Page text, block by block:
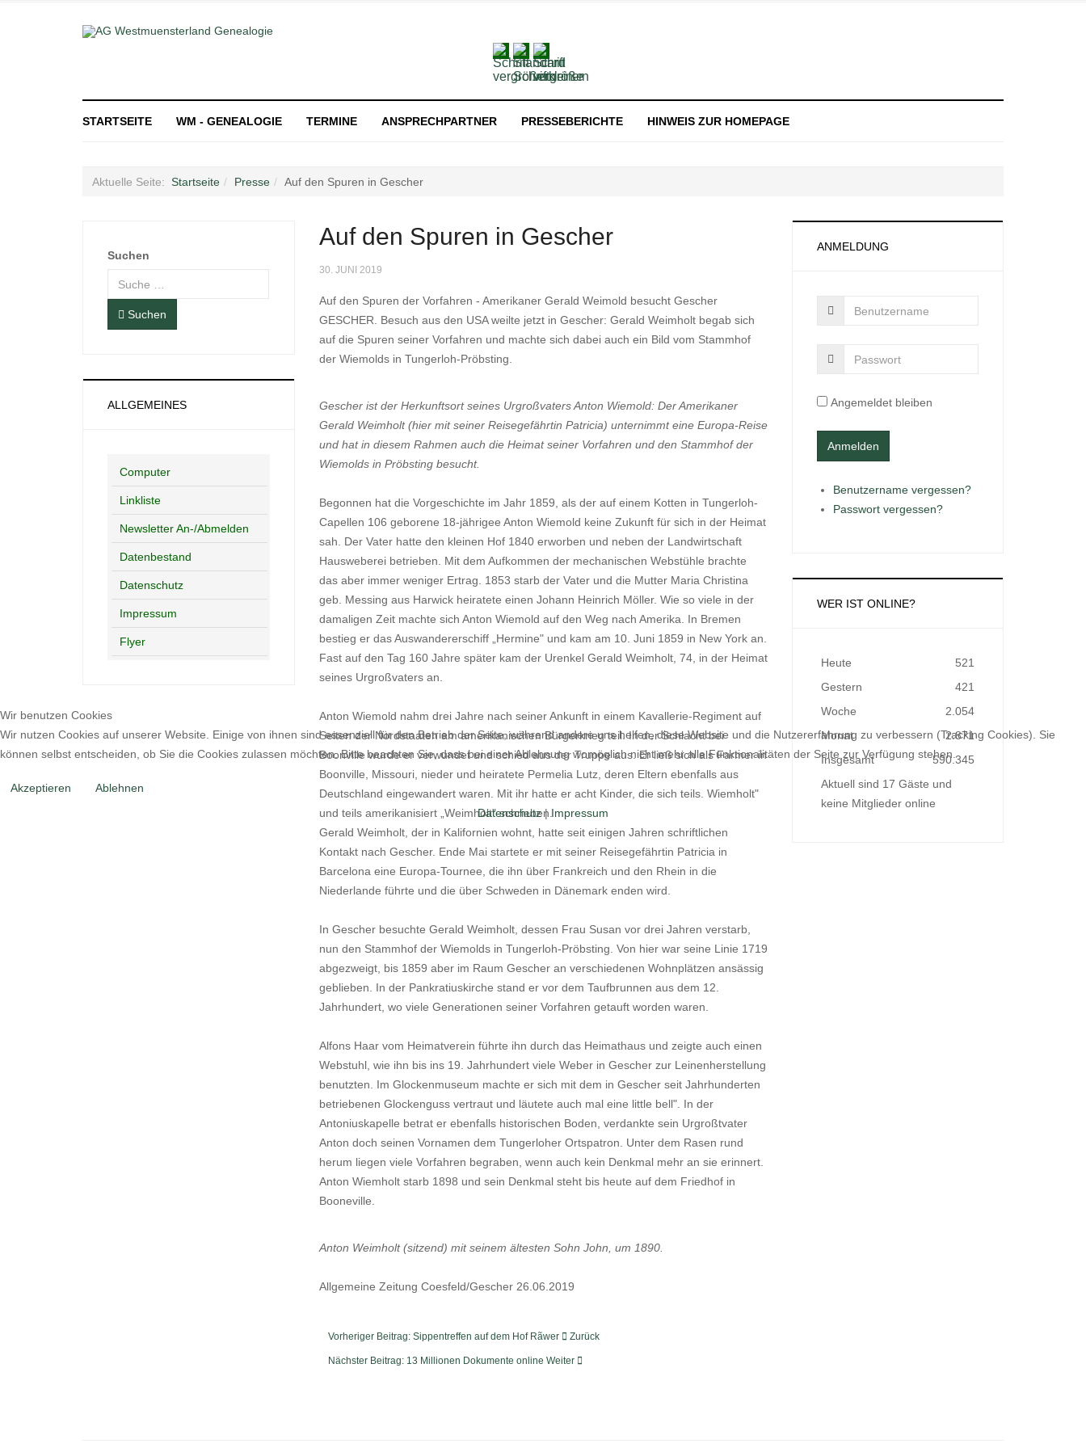
STARTSEITE WM - GENEALOGIE TERMINE ANSPRECHPARTNER PRESSEBERICHTE HINWEIS ZUR HOMEPAGE
Aktuelle Seite: Startseite Presse Auf den Spuren in Gescher
Auf den Spuren in Gescher
30. JUNI 2019
Auf den Spuren der Vorfahren - Amerikaner Gerald Weimold besucht Gescher
GESCHER. Besuch aus den USA weilte jetzt in Gescher: Gerald Weimholt begab sich
auf die Spuren seiner Vorfahren und machte sich dabei auch ein Bild vom Stammhof
der Wiemolds in Tungerloh-Pröbsting.
Gescher ist der Herkunftsort seines Urgroßvaters Anton Wiemold: Der Amerikaner
Gerald Weimholt (hier mit seiner Reisegefährtin Patricia) unternimmt eine Europa-Reise
und hat in diesem Rahmen auch die Heimat seiner Vorfahren und den Stammhof der
Wiemolds in Pröbsting besucht.
Begonnen hat die Vorgeschichte im Jahr 1859, als der auf einem Kotten in Tungerloh-
Capellen 106 geborene 18-jährigee Anton Wiemold keine Zukunft für sich in der Heimat
sah. Der Vater hatte den kleinen Hof 1840 erworben und neben der Landwirtschaft
Hausweberei betrieben. Mit dem Aufkommen der mechanischen Webstühle brachte
das aber immer weniger Ertrag. 1853 starb der Vater und die Mutter Maria Christina
geb. Messing aus Harwick heiratete einen Johann Heinrich Möller. Wie so viele in der
damaligen Zeit machte sich Anton Wiemold auf den Weg nach Amerika. In Bremen
bestieg er das Auswandererschiff „Hermine" und kam am 10. Juni 1859 in New York an.
Fast auf den Tag 160 Jahre später kam der Urenkel Gerald Weimholt, 74, in der Heimat
seines Urgroßvaters an.
Anton Wiemold nahm drei Jahre nach seiner Ankunft in einem Kavallerie-Regiment auf
Seiten der Nordstaaten am amerikanischen Bürgerkrieg teil. In der Schlacht bei
Boonville wurde er verwundet und schied aus der Truppe aus. Er ließ sich als Farmer in
Boonville, Missouri, nieder und heiratete Permelia Lutz, deren Eltern ebenfalls aus
Deutschland eingewandert waren. Mit ihr hatte er acht Kinder, die sich teils. Wiemholt"
und teils amerikanisiert „Weimholt" schrieben.
Gerald Weimholt, der in Kalifornien wohnt, hatte seit einigen Jahren schriftlichen
Kontakt nach Gescher. Ende Mai startete er mit seiner Reisegefährtin Patricia in
Barcelona eine Europa-Tournee, die ihn über Frankreich und den Rhein in die
Niederlande führte und die über Schweden in Dänemark enden wird.
In Gescher besuchte Gerald Weimholt, dessen Frau Susan vor drei Jahren verstarb,
nun den Stammhof der Wiemolds in Tungerloh-Pröbsting. Von hier war seine Linie 1719
abgezweigt, bis 1859 aber im Raum Gescher an verschiedenen Wohnplätzen ansässig
geblieben. In der Pankratiuskirche stand er vor dem Taufbrunnen aus dem 12.
Jahrhundert, wo viele Generationen seiner Vorfahren getauft worden waren.
Alfons Haar vom Heimatverein führte ihn durch das Heimathaus und zeigte auch einen
Webstuhl, wie ihn bis ins 19. Jahrhundert viele Weber in Gescher zur Leinenherstellung
benutzten. Im Glockenmuseum machte er sich mit dem in Gescher seit Jahrhunderten
betriebenen Glockenguss vertraut und läutete auch mal eine little bell". In der
Antoniuskapelle betrat er ebenfalls historischen Boden, verdankte sein Urgroßtvater
Anton doch seinen Vornamen dem Tungerloher Ortspatron. Unter dem Rasen rund
herum liegen viele Vorfahren begraben, wenn auch kein Denkmal mehr an sie erinnert.
Anton Wiemholt starb 1898 und sein Denkmal steht bis heute auf dem Friedhof in
Booneville.
Anton Weimholt (sitzend) mit seinem ältesten Sohn John, um 1890.
Allgemeine Zeitung Coesfeld/Gescher 26.06.2019
Vorheriger Beitrag: Sippentreffen auf dem Hof Rãwer Zurück
Nächster Beitrag: 13 Millionen Dokumente online Weiter
Suchen
Suchen
ALLGEMEINES
Computer
Linkliste
Newsletter An-/Abmelden
Datenbestand
Datenschutz
Impressum
Flyer
ANMELDUNG
Angemeldet bleiben
Benutzername vergessen?
Passwort vergessen?
WER IST ONLINE?
Heute
521
Gestern
421
Woche
2.054
Monat
2.871
Insgesamt
590.345
Aktuell sind 17 Gäste und
keine Mitglieder online
Wir benutzen Cookies
Wir nutzen Cookies auf unserer Website. Einige von ihnen sind essenziell für den Betrieb der Seite, während andere uns helfen, diese Website und die Nutzererfahrung zu verbessern (Tracking Cookies). Sie
können selbst entscheiden, ob Sie die Cookies zulassen möchten. Bitte beachten Sie, dass bei einer Ablehnung womöglich nicht mehr alle Funktionalitäten der Seite zur Verfügung stehen.
Akzeptieren
Ablehnen
Datenschutz|Impressum